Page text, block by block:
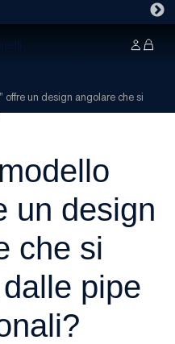
offre un design angolare che si
un design
che si
pipe